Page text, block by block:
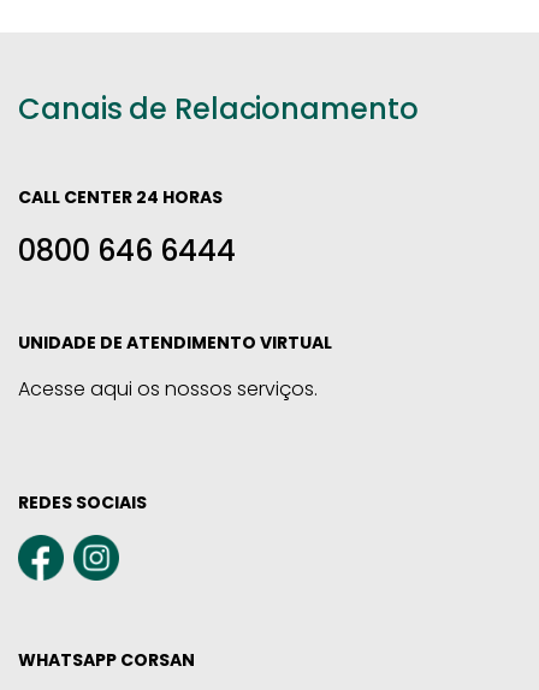
Canais de Relacionamento
CALL CENTER 24 HORAS
0800 646 6444
UNIDADE DE ATENDIMENTO VIRTUAL
Acesse aqui os nossos serviços.
REDES SOCIAIS
WHATSAPP CORSAN